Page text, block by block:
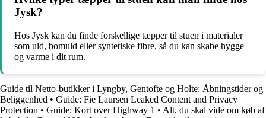
Jysk?
Hos Jysk kan du finde forskellige tæpper til stuen i materialer
som uld, bomuld eller syntetiske fibre, så du kan skabe hygge
og varme i dit rum.
Guide til Netto-butikker i Lyngby, Gentofte og Holte: Åbningstider og
Beliggenhed • Guide: Fie Laursen Leaked Content and Privacy
Protection • Guide: Kort over Highway 1 • Alt, du skal vide om køb af